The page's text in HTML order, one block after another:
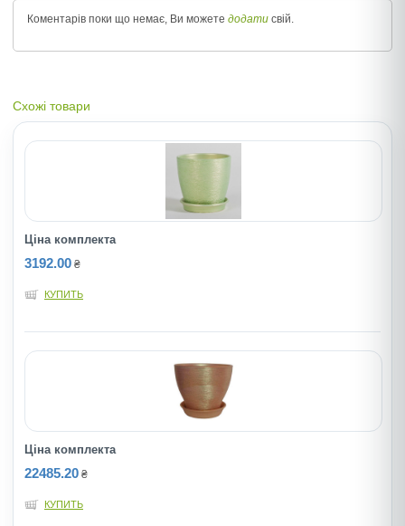
Коментарів поки що немає, Ви можете додати свій.
Схожі товари
Ціна комплекта
3192.00 ₴
КУПИТЬ
Ціна комплекта
22485.20 ₴
КУПИТЬ